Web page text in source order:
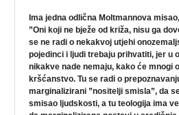
Ima jedna odlična Moltmannova
”Oni koji ne bježe od križa, nisu ga
se ne radi o nekakvoj utjehi
pojedinci i ljudi trebaju prihvatiti, jer u
nikakve nade nemaju, kako će mnogi
kršćanstvo. Tu se radi o
marginalizirani ”nositelji smisla”, da
smisao ljudskosti, a tu teologija ima